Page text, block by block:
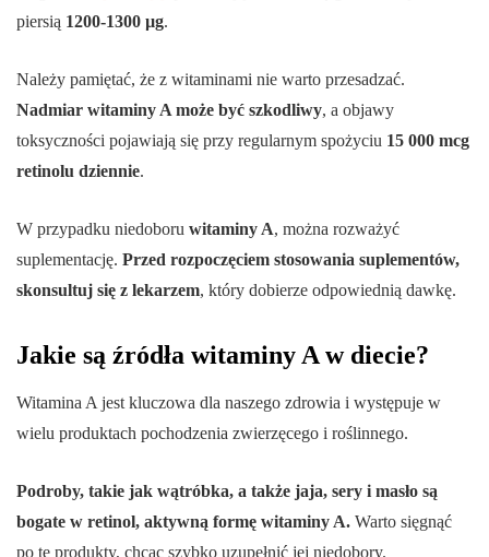
piersią 1200-1300 µg.
Należy pamiętać, że z witaminami nie warto przesadzać.
Nadmiar witaminy A może być szkodliwy, a objawy
toksyczności pojawiają się przy regularnym spożyciu 15 000 mcg
retinolu dziennie.
W przypadku niedoboru witaminy A, można rozważyć
suplementację. Przed rozpoczęciem stosowania suplementów,
skonsultuj się z lekarzem, który dobierze odpowiednią dawkę.
Jakie są źródła witaminy A w diecie?
Witamina A jest kluczowa dla naszego zdrowia i występuje w
wielu produktach pochodzenia zwierzęcego i roślinnego.
Podroby, takie jak wątróbka, a także jaja, sery i masło są
bogate w retinol, aktywną formę witaminy A. Warto sięgnąć
po te produkty, chcąc szybko uzupełnić jej niedobory.